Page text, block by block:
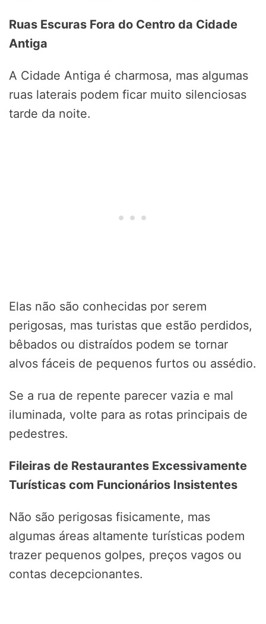
Ruas Escuras Fora do Centro da Cidade
Antiga
A Cidade Antiga é charmosa, mas algumas
ruas laterais podem ficar muito silenciosas
tarde da noite.
Elas não são conhecidas por serem
perigosas, mas turistas que estão perdidos,
bêbados ou distraídos podem se tornar
alvos fáceis de pequenos furtos ou assédio.
Se a rua de repente parecer vazia e mal
iluminada, volte para as rotas principais de
pedestres.
Fileiras de Restaurantes Excessivamente
Turísticas com Funcionários Insistentes
Não são perigosas fisicamente, mas
algumas áreas altamente turísticas podem
trazer pequenos golpes, preços vagos ou
contas decepcionantes.